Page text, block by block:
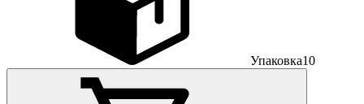
Упаковка10